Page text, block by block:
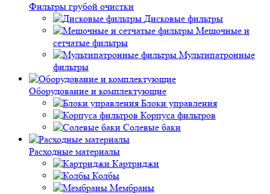
Фильтры грубой очистки
Дисковые фильтры
Мешочные и
сетчатые фильтры
Мультипатронные
фильтры
Оборудование и комплектующие
Блоки управления
Корпуса фильтров
Солевые баки
Расходные материалы
Картриджи
Колбы
Мембраны